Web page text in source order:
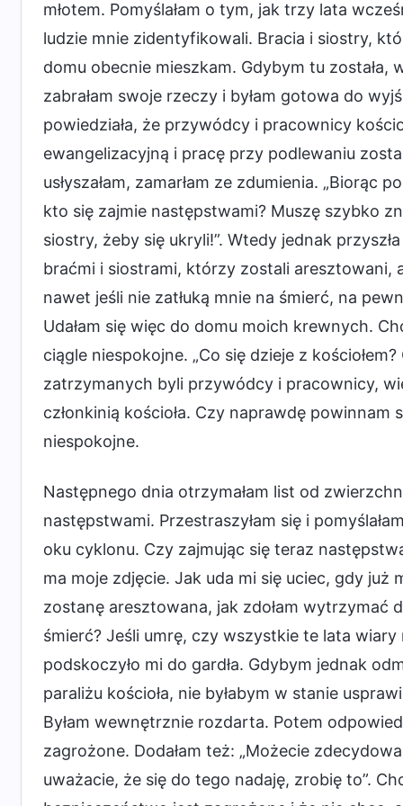
młotem. Pomyślałam o tym, jak trzy lata
ludzie mnie zidentyfikowali. Bracia i siostry,
domu obecnie mieszkam. Gdybym tu
zabrałam swoje rzeczy i byłam gotowa do
powiedziała, że przywódcy i pracownicy
ewangelizacyjną i pracę przy podlewaniu
usłyszałam, zamarłam ze zdumienia.
kto się zajmie następstwami? Muszę szybko
siostry, żeby się ukryli!”. Wtedy jednak
braćmi i siostrami, którzy zostali aresztowani,
nawet jeśli nie zatłuką mnie na śmierć, na
Udałam się więc do domu moich krewnych.
ciągle niespokojne. „Co się dzieje z
zatrzymanych byli przywódcy i pracownicy,
członkinią kościoła. Czy naprawdę powinnam
niespokojne.
Następnego dnia otrzymałam list od
następstwami. Przestraszyłam się i
oku cyklonu. Czy zajmując się teraz
ma moje zdjęcie. Jak uda mi się uciec, gdy już
zostanę aresztowana, jak zdołam wytrzymać
śmierć? Jeśli umrę, czy wszystkie te lata wiary
podskoczyło mi do gardła. Gdybym jednak
paraliżu kościoła, nie byłabym w stanie
Byłam wewnętrznie rozdarta. Potem
zagrożone. Dodałam też: „Możecie
uważacie, że się do tego nadaję, zrobię to”.